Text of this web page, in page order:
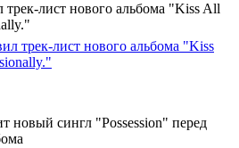
трек-лист нового альбома "Kiss All
новый сингл "Possession" перед